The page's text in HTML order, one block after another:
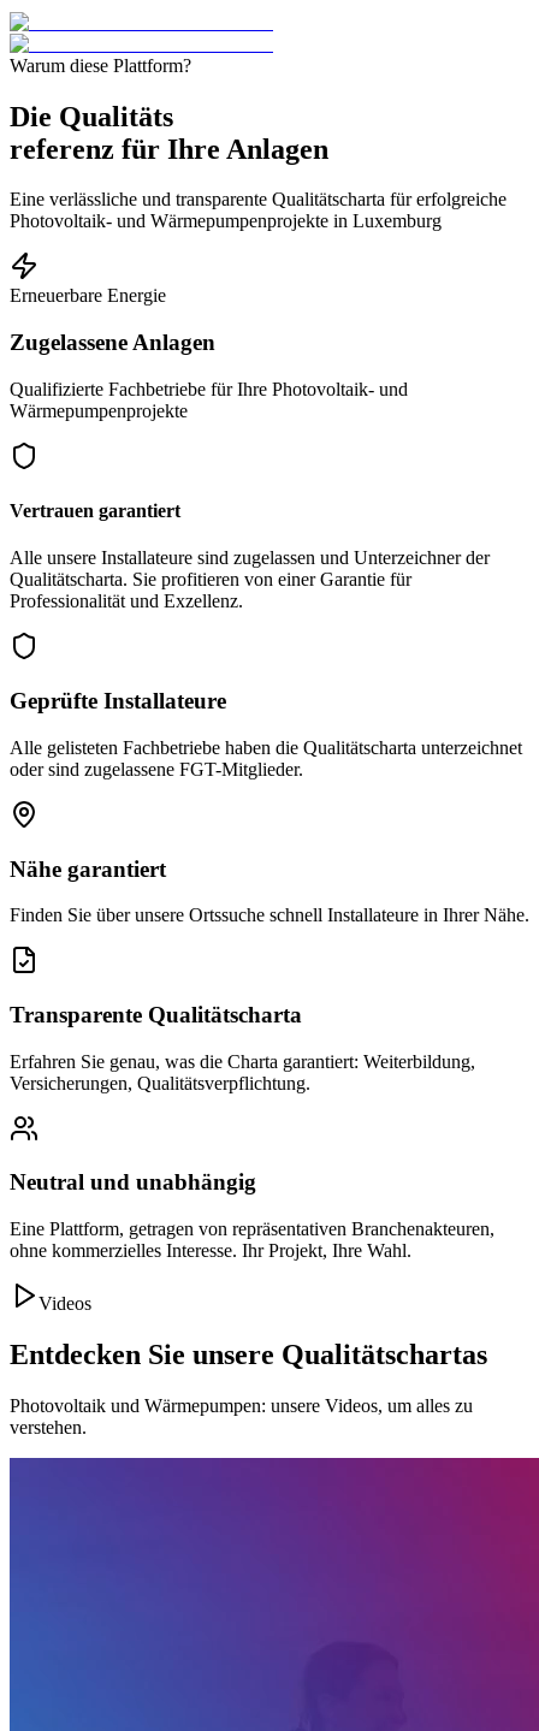
Warum diese Plattform?
Die Qualitäts
referenz für Ihre Anlagen
Eine verlässliche und transparente Qualitätscharta für erfolgreiche
Photovoltaik- und Wärmepumpenprojekte in Luxemburg
Erneuerbare Energie
Zugelassene Anlagen
Qualifizierte Fachbetriebe für Ihre Photovoltaik- und
Wärmepumpenprojekte
Vertrauen garantiert
Alle unsere Installateure sind zugelassen und Unterzeichner der
Qualitätscharta. Sie profitieren von einer Garantie für
Professionalität und Exzellenz.
Geprüfte Installateure
Alle gelisteten Fachbetriebe haben die Qualitätscharta unterzeichnet
oder sind zugelassene FGT-Mitglieder.
Nähe garantiert
Finden Sie über unsere Ortssuche schnell Installateure in Ihrer Nähe.
Transparente Qualitätscharta
Erfahren Sie genau, was die Charta garantiert: Weiterbildung,
Versicherungen, Qualitätsverpflichtung.
Neutral und unabhängig
Eine Plattform, getragen von repräsentativen Branchenakteuren,
ohne kommerzielles Interesse. Ihr Projekt, Ihre Wahl.
Videos
Entdecken Sie unsere Qualitätschartas
Photovoltaik und Wärmepumpen: unsere Videos, um alles zu
verstehen.